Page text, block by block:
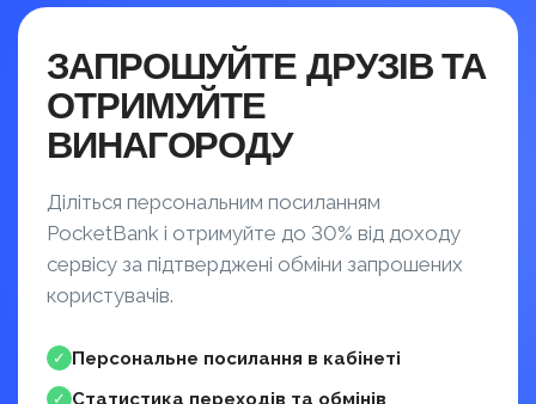
ЗАПРОШУЙТЕ ДРУЗІВ ТА
ОТРИМУЙТЕ
ВИНАГОРОДУ
Діліться персональним посиланням
PocketBank і отримуйте до 30% від доходу
сервісу за підтверджені обміни запрошених
користувачів.
✓ Персональне посилання в кабінеті
✓ Статистика переходів та обмінів